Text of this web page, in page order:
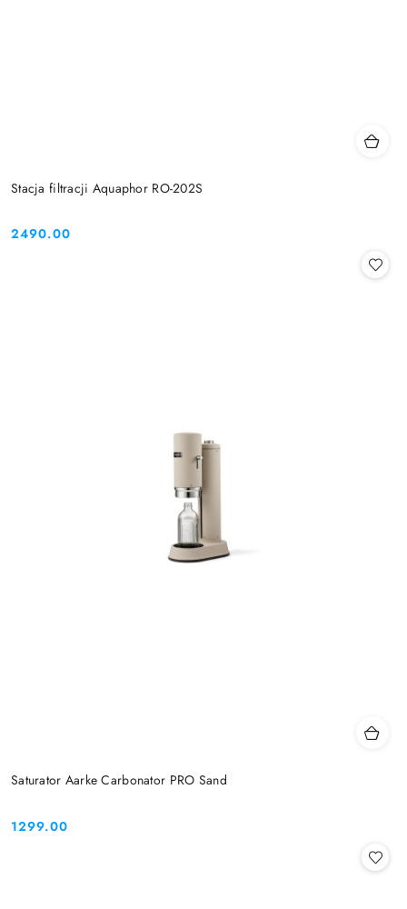
Stacja filtracji Aquaphor RO-202S
Cena:
2490.00
Saturator Aarke Carbonator PRO Sand
Cena:
1299.00